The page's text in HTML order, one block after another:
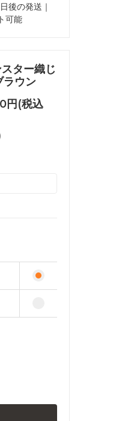
後の発送｜
可能
ター織じ
ラウン
円(税込